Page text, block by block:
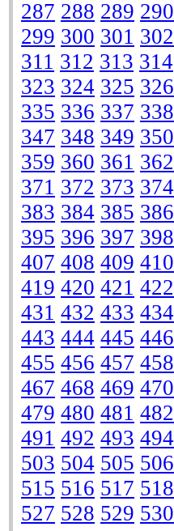
287 288 289 290
299 300 301 302
311 312 313 314
323 324 325 326
335 336 337 338
347 348 349 350
359 360 361 362
371 372 373 374
383 384 385 386
395 396 397 398
407 408 409 410
419 420 421 422
431 432 433 434
443 444 445 446
455 456 457 458
467 468 469 470
479 480 481 482
491 492 493 494
503 504 505 506
515 516 517 518
527 528 529 530